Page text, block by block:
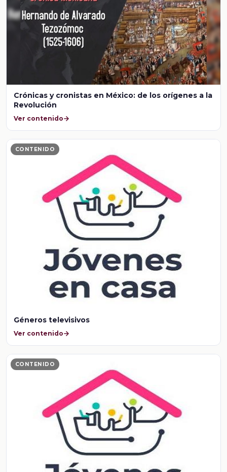
Crónicas y cronistas en México: de los orígenes a la
Revolución
Ver contenido
CONTENIDO
Géneros televisivos
Ver contenido
CONTENIDO